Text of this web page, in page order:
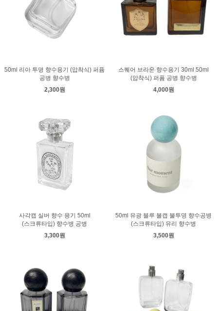
50ml 리아 투명 향수용기 (압착식) 퍼퓸
공병 향수병
2,300원
스퀘어 브라운 향수용기 30ml 50ml
(압착식) 퍼퓸 공병 향수병
4,000원
사각캡 실버 향수 용기 50ml
(스크류타입) 향수병 공병
3,300원
50ml 유광 블루 볼캡 불투명 향수공병
(스크류타입) 유리 향수병
3,500원